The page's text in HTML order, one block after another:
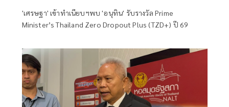
'เศรษฐา' เข้าทำเนียบฯพบ 'อนุทิน' รับรางวัล Prime
Minister’s Thailand Zero Dropout Plus (TZD+) ปี 69